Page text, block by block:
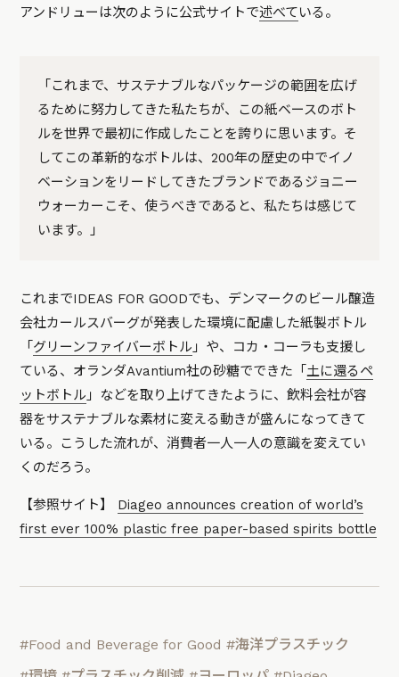
アンドリューは次のように公式サイトで述べている。
「これまで、サステナブルなパッケージの範囲を広げ
るために努力してきた私たちが、この紙ベースのボト
ルを世界で最初に作成したことを誇りに思います。そ
してこの革新的なボトルは、200年の歴史の中でイノ
ベーションをリードしてきたブランドであるジョニー
ウォーカーこそ、使うべきであると、私たちは感じて
います。」
これまでIDEAS FOR GOODでも、デンマークのビール醸造
会社カールスバーグが発表した環境に配慮した紙製ボトル
「 グリーンファイバーボトル 」や、コカ・コーラも支援し
ている、オランダAvantium社の砂糖でできた「土に還るペ
ットボトル 」などを取り上げてきたように、飲料会社が容
器をサステナブルな素材に変える動きが盛んになってきて
いる。こうした流れが、消費者一人一人の意識を変えてい
くのだろう。
【参照サイト】 Diageo announces creation of world’s
first ever 100% plastic free paper-based spirits bottle
#Food and Beverage for Good #海洋プラスチック